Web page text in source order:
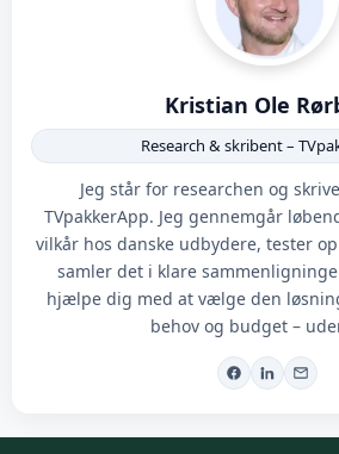
Kristian Ole
Research & skribent –
Jeg står for researchen og
TVpakkerApp. Jeg gennemgår
vilkår hos danske udbydere, tester
samler det i klare
hjælpe dig med at vælge den
behov og budget –